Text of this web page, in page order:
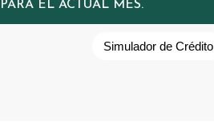
EL ACTUAL MES.
Simulador de Crédito